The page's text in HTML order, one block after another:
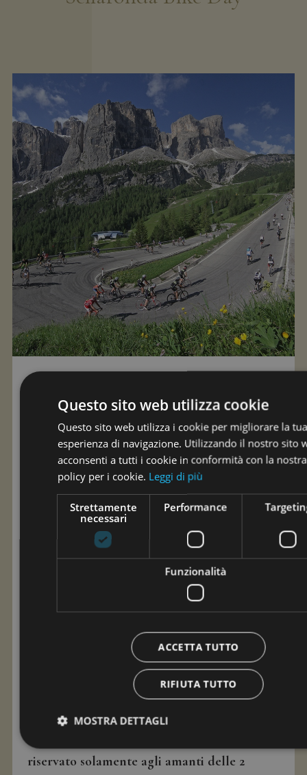
Altro evento imperdibile per gli amanti della
Sellaronda Bike Day,manifestazione
aperta a tutti.
riservato solamente agli amanti delle 2
Questo sito web utilizza cookie
Questo sito web utilizza i cookie per migliorare la tua
esperienza di navigazione. Utilizzando il nostro sito
acconsenti a tutti i cookie in conformità con la nostra
policy per i cookie. Leggi di più
Strettamente
necessari
Performance
Funzionalità
ACCETTA TUTTO
RIFIUTA TUTTO
MOSTRA DETTAGLI